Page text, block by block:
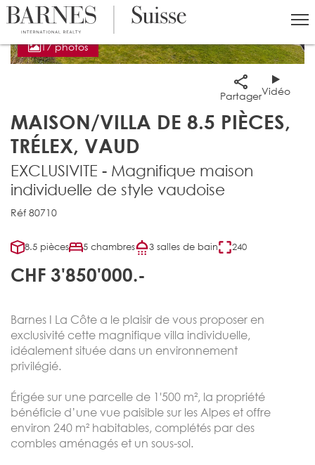
17 photos
MAISON/VILLA DE 8.5 PIÈCES,
TRÉLEX, VAUD
PartagerVidéo
EXCLUSIVITE - Magnifique maison
individuelle de style vaudoise
Réf 80710
8.5 pièces 5 chambres 3 salles de bain 240
CHF 3'850'000.-
Barnes I La Côte a le plaisir de vous proposer en
exclusivité cette magnifique villa individuelle,
idéalement située dans un environnement
privilégié.
Érigée sur une parcelle de 1'500 m², la propriété
bénéficie d’une vue paisible sur les Alpes et offre
environ 240 m² habitables, complétés par des
combles aménagés et un sous-sol.